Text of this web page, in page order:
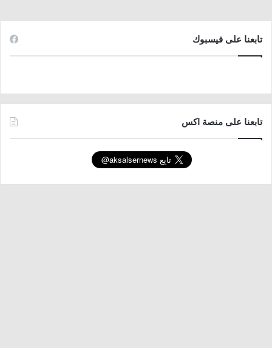
تابعنا على فيسبوك
تابعنا على منصة اكس